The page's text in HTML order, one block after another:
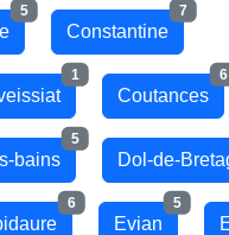
5
Constantine
7
1
Coutances
6
bains
5
Dol-de-
6
Evian
5